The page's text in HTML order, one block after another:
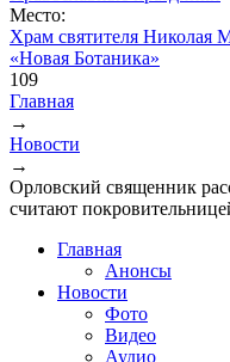
Место:
Храм святителя Николая
«Новая Ботаника»
109
Вы здесь
Главная
→
Новости
→
Орловский священник
считают
Главная
Анонсы
Новости
Фото
Видео
Аудио